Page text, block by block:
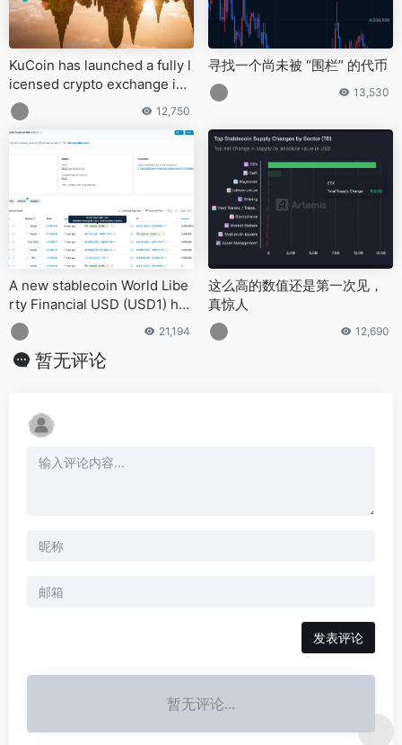
KuCoin has launched a fully l
icensed crypto exchange in
Thailand
12,750
寻找一个尚未被 “围栏” 的代币
13,530
A new stablecoin World Libe
rty Financial USD (USD1) has
launched on BNB Chain 21,194
这么高的数值还是第一次见，
真惊人
12,690
暂无评论
发表评论
暂无评论...